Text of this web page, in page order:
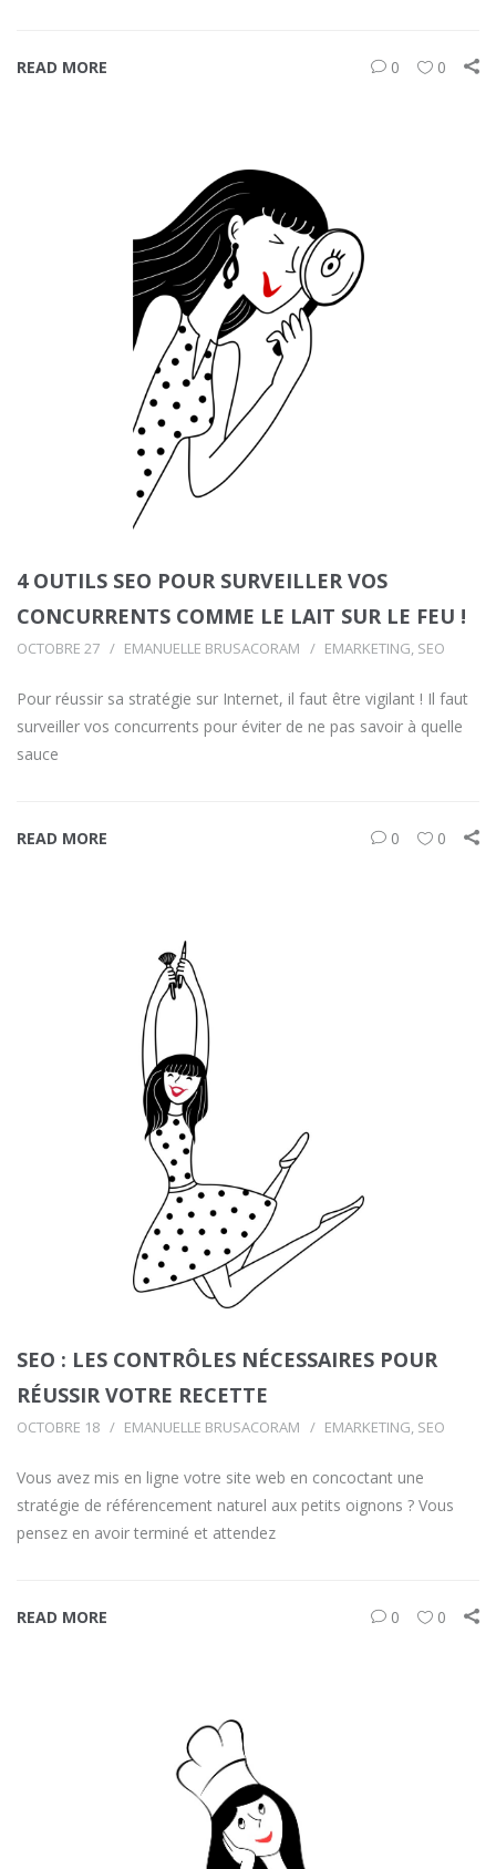
READ MORE 0 0
4 OUTILS SEO POUR SURVEILLER VOS
CONCURRENTS COMME LE LAIT SUR LE FEU !
OCTOBRE 27 EMANUELLE BRUSACORAM EMARKETING, SEO
Pour réussir sa stratégie sur Internet, il faut être vigilant ! Il faut
surveiller vos concurrents pour éviter de ne pas savoir à quelle
sauce
READ MORE 0 0
SEO : LES CONTRÔLES NÉCESSAIRES POUR
RÉUSSIR VOTRE RECETTE
OCTOBRE 18 EMANUELLE BRUSACORAM EMARKETING, SEO
Vous avez mis en ligne votre site web en concoctant une
stratégie de référencement naturel aux petits oignons ? Vous
pensez en avoir terminé et attendez
READ MORE 0 0